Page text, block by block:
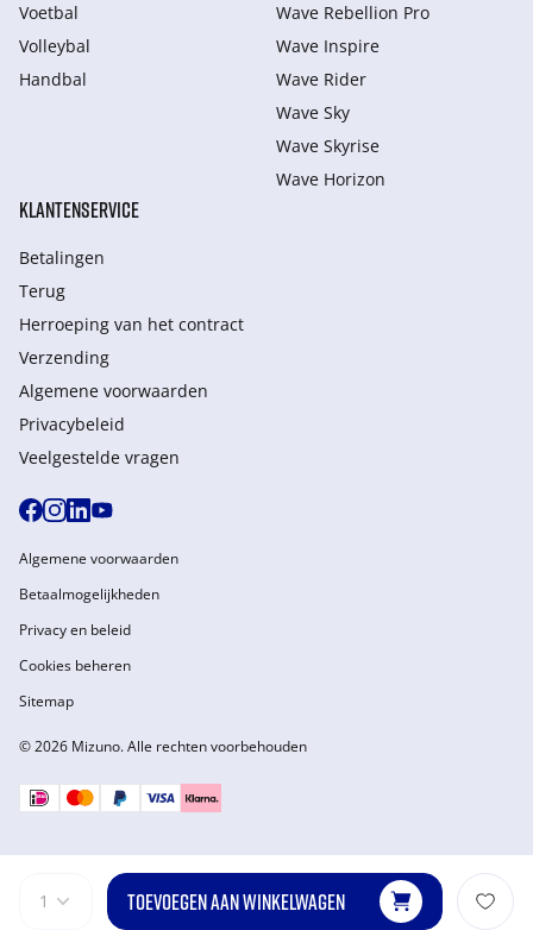
1 TOEVOEGEN AAN WINKELWAGEN
Voetbal
Volleybal
Handbal
Wave Rebellion Pro
Wave Inspire
Wave Rider
Wave Sky
Wave Skyrise
Wave Horizon
KLANTENSERVICE
Betalingen
Terug
Herroeping van het contract
Verzending
Algemene voorwaarden
Privacybeleid
Veelgestelde vragen
© 2026 Mizuno. Alle rechten voorbehouden
Algemene voorwaarden
Betaalmogelijkheden
Privacy en beleid
Cookies beheren
Sitemap